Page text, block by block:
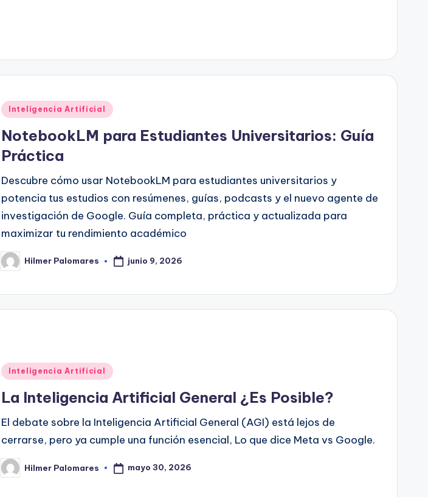
Publicado
Inteligencia Artificial
NotebookLM para Estudiantes Universitarios: Guía
Práctica
Descubre cómo usar NotebookLM para estudiantes universitarios y
potencia tus estudios con resúmenes, guías, podcasts y el nuevo agente de
investigación de Google. Guía completa, práctica y actualizada para
maximizar tu rendimiento académico
Publicado
por
Hilmer Palomares junio 9, 2026
Publicado
Inteligencia Artificial
La Inteligencia Artificial General ¿Es Posible?
El debate sobre la Inteligencia Artificial General (AGI) está lejos de
cerrarse, pero ya cumple una función esencial, Lo que dice Meta vs Google.
Publicado
por
Hilmer Palomares mayo 30, 2026